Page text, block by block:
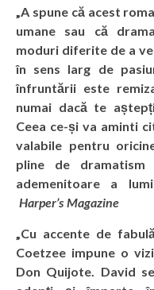
„A spune că acest
umane sau că
moduri diferite de a
în sens larg de
înfruntării este
numai dacă te
Ceea ce-și va aminti
valabile pentru
pline de dramatism
ademenitoare a
Harper’s Magazine
„Cu accente de
Coetzee impune o
Don Quijote. David